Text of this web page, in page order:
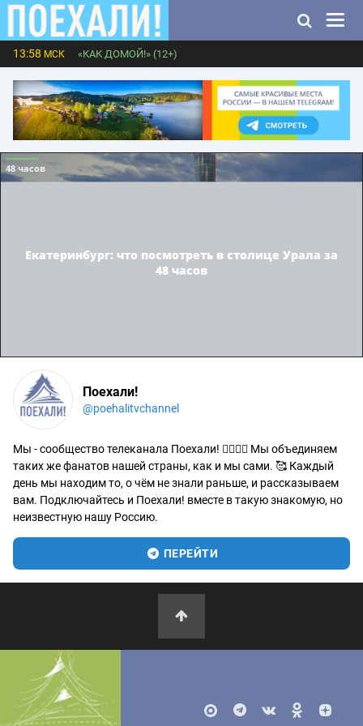
13:58 МСК «КАК ДОМОЙ!» (12+)
48 часов
Екатеринбург: что посмотреть в столице Урала за
48 часов
Поехали!
@poehalitvchannel
Мы - сообщество телеканала Поехали! 🙋‍♂️🙋‍♀️ Мы объединяем
таких же фанатов нашей страны, как и мы сами. 🥰 Каждый
день мы находим то, о чём не знали раньше, и рассказываем
вам. Подключайтесь и Поехали! вместе в такую знакомую, но
неизвестную нашу Россию.
ПЕРЕЙТИ